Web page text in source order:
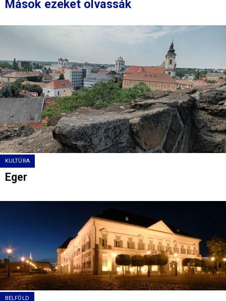
Mások ezeket olvassák
KULTÚRA
Eger
BELFÖLD